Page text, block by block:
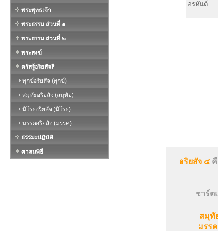
พระพุทธเจ้า
พระธรรม ส่วนที่ ๑
พระธรรม ส่วนที่ ๒
พระสงฆ์
ตรัสรู้อริยสัจสี่
ทุกข์อริยสัจ (ทุกข์)
สมุทัยอริยสัจ (สมุทัย)
นิโรธอริยสัจ (นิโรธ)
มรรคอริยสัจ (มรรค)
ธรรมะปฏิบัติ
ศาสนพิธี
อรหันต์
อริยสัจ ๔
ชาร์ต
สมุทั
มรร